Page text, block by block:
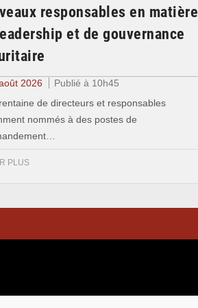
responsables en matière
et de gouvernance
2026
Publié à 10h45
de directeurs et responsables
nommés à des postes de
PLUS